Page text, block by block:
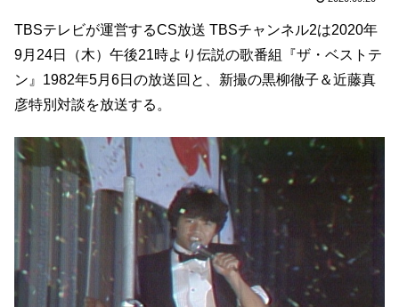
TBSテレビが運営するCS放送 TBSチャンネル2は2020年
9月24日（木）午後21時より伝説の歌番組『ザ・ベストテ
ン』1982年5月6日の放送回と、新撮の黒柳徹子＆近藤真
彦特別対談を放送する。